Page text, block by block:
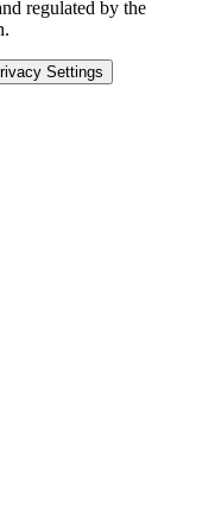
regulated by the
Settings